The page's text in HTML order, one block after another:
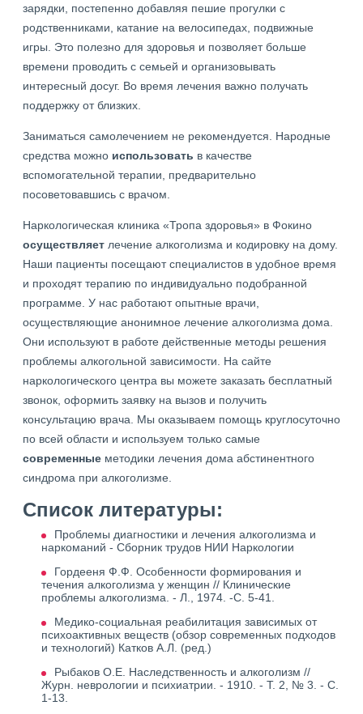
зарядки, постепенно добавляя пешие прогулки с
родственниками, катание на велосипедах, подвижные
игры. Это полезно для здоровья и позволяет больше
времени проводить с семьей и организовывать
интересный досуг. Во время лечения важно получать
поддержку от близких.
Заниматься самолечением не рекомендуется. Народные
средства можно использовать в качестве
вспомогательной терапии, предварительно
посоветовавшись с врачом.
Наркологическая клиника «Тропа здоровья» в Фокино
осуществляет лечение алкоголизма и кодировку на дому.
Наши пациенты посещают специалистов в удобное время
и проходят терапию по индивидуально подобранной
программе. У нас работают опытные врачи,
осуществляющие анонимное лечение алкоголизма дома.
Они используют в работе действенные методы решения
проблемы алкогольной зависимости. На сайте
наркологического центра вы можете заказать бесплатный
звонок, оформить заявку на вызов и получить
консультацию врача. Мы оказываем помощь круглосуточно
по всей области и используем только самые
современные методики лечения дома абстинентного
синдрома при алкоголизме.
Список литературы:
Проблемы диагностики и лечения алкоголизма и
наркоманий - Сборник трудов НИИ Наркологии
Гордееня Ф.Ф. Особенности формирования и
течения алкоголизма у женщин // Клинические
проблемы алкоголизма. - Л., 1974. -С. 5-41.
Медико-социальная реабилитация зависимых от
психоактивных веществ (обзор современных подходов
и технологий) Катков А.Л. (ред.)
Рыбаков О.Е. Наследственность и алкоголизм //
Журн. неврологии и психиатрии. - 1910. - Т. 2, № 3. - С.
1-13.